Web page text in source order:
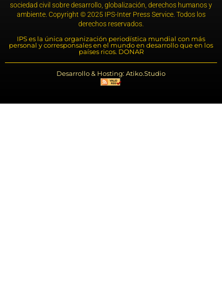
sociedad civil sobre desarrollo, globalización, derechos humanos y
ambiente. Copyright © 2025 IPS-Inter Press Service. Todos los
derechos reservados.
IPS es la única organización periodística mundial con más
personal y corresponsales en el mundo en desarrollo que en los
países ricos. DONAR
Desarrollo & Hosting: Atiko.Studio